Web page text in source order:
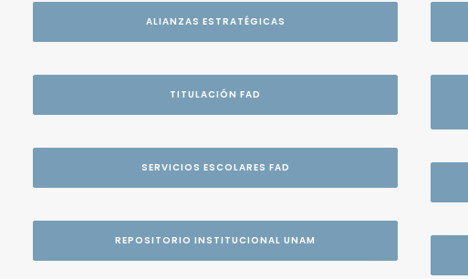
ALIANZAS ESTRATÉGICAS
TITULACIÓN FAD
SERVICIOS ESCOLARES FAD
REPOSITORIO INSTITUCIONAL UNAM